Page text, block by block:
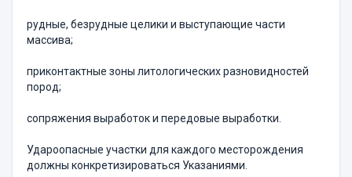
рудные, безрудные целики и выступающие части
массива;
приконтактные зоны литологических разновидностей
пород;
сопряжения выработок и передовые выработки.
Удароопасные участки для каждого месторождения
должны конкретизироваться Указаниями.